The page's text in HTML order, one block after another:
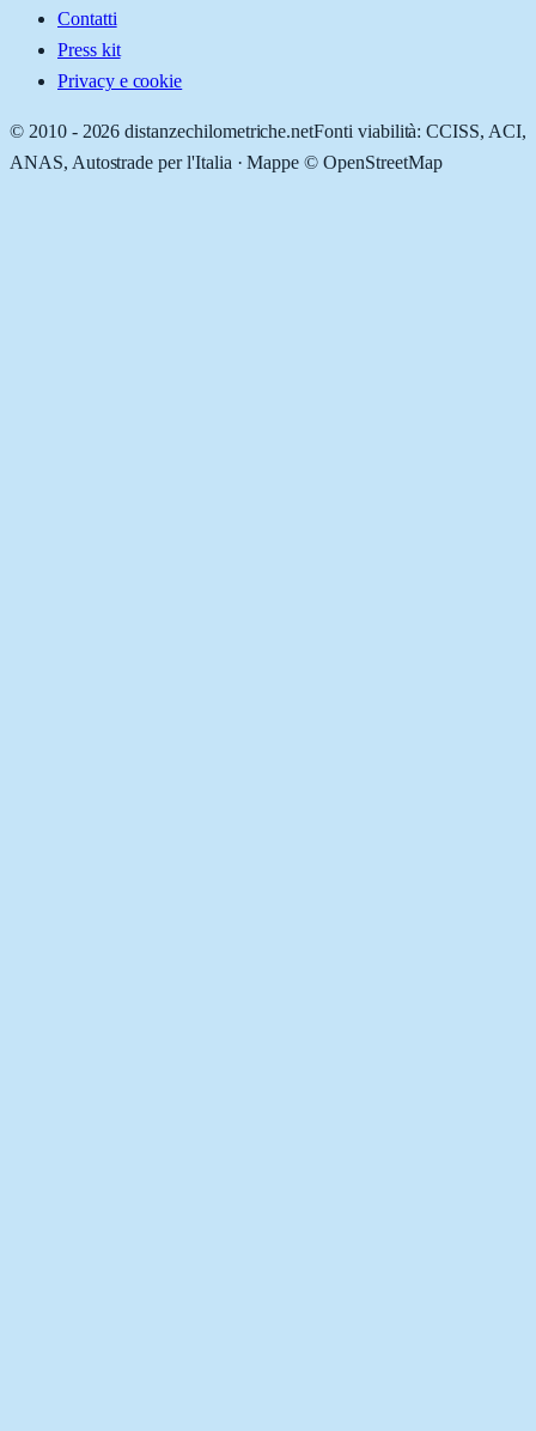
Contatti
Press kit
Privacy e cookie
© 2010 - 2026 distanzechilometriche.netFonti viabilità: CCISS, ACI,
ANAS, Autostrade per l'Italia · Mappe © OpenStreetMap